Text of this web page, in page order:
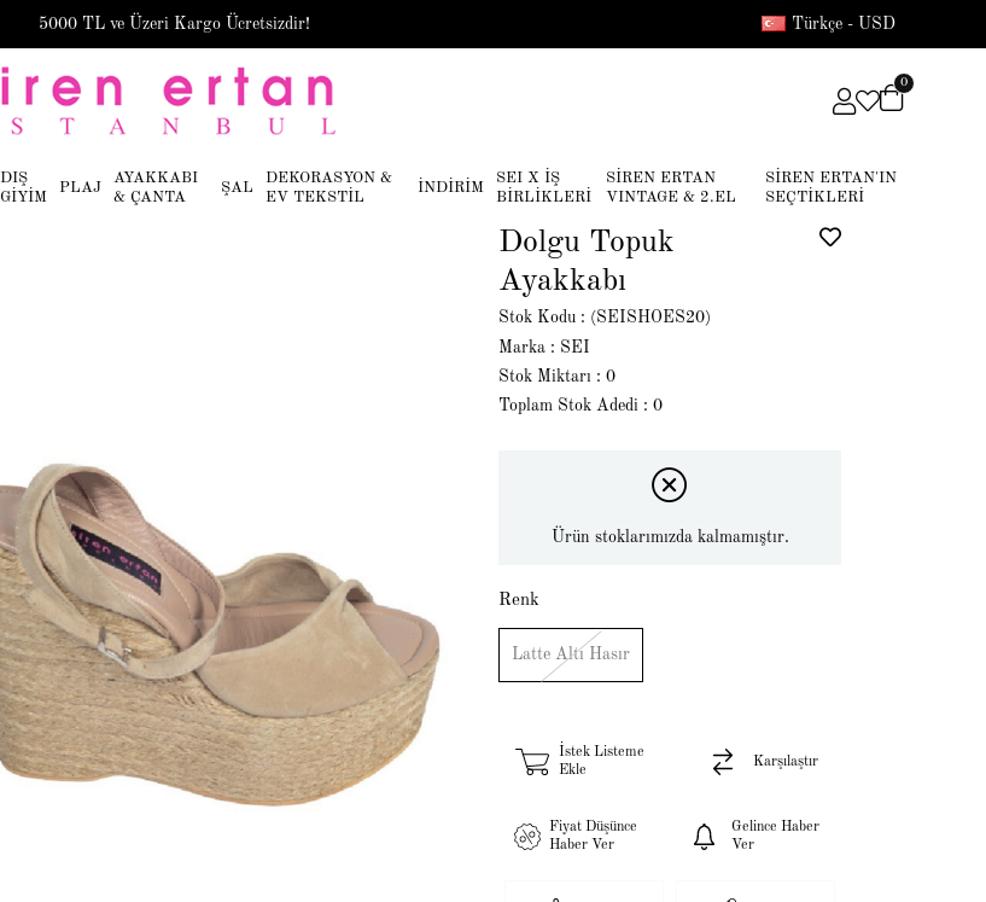
5000 TL ve Üzeri Kargo Ücretsizdir! Türkçe - USD
0
DIŞ
GİYİM
PLAJ
AYAKKABI
& ÇANTA
ŞAL
DEKORASYON &
EV TEKSTİL
İNDİRİM
SEI X İŞ
BİRLİKLERİ
SİREN ERTAN
VINTAGE & 2.EL
SİREN ERTAN'IN
SEÇTİKLERİ
Dolgu Topuk
Ayakkabı
Stok Kodu
(SEISHOES20)
Marka : SEI
Stok Miktarı : 0
Toplam Stok Adedi : 0
Ürün stoklarımızda kalmamıştır.
Renk
Latte Altı Hasır
İstek Listeme
Ekle
Karşılaştır
Fiyat Düşünce
Haber Ver
Gelince Haber
Ver